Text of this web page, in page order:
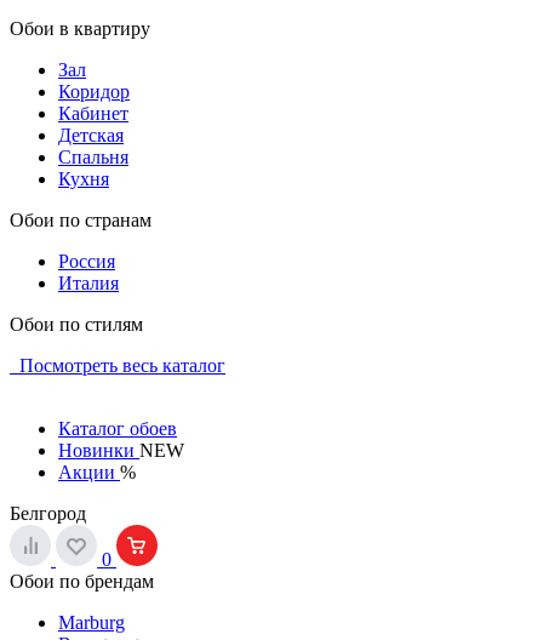
Обои в квартиру
Зал
Коридор
Кабинет
Детская
Спальня
Кухня
Обои по странам
Россия
Италия
Обои по стилям
Посмотреть весь каталог
Каталог обоев
Новинки NEW
Акции %
Белгород
0
Обои по брендам
Marburg